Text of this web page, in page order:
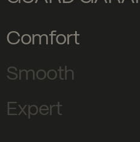
Comfort
Smooth
Expert